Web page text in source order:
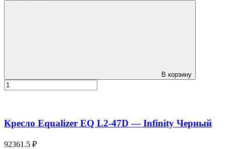
В корзину
Кресло Equalizer EQ L2-47D — Infinity Черный
92361.5 ₽